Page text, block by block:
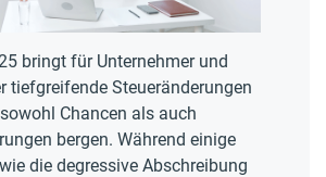
bringt für Unternehmer und
tiefgreifende Steueränderungen
Chancen als auch
bergen. Während einige
die degressive Abschreibung